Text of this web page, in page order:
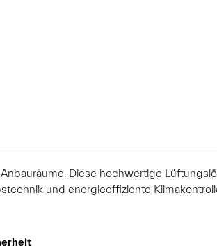
Diese hochwertige
und energieeffiziente